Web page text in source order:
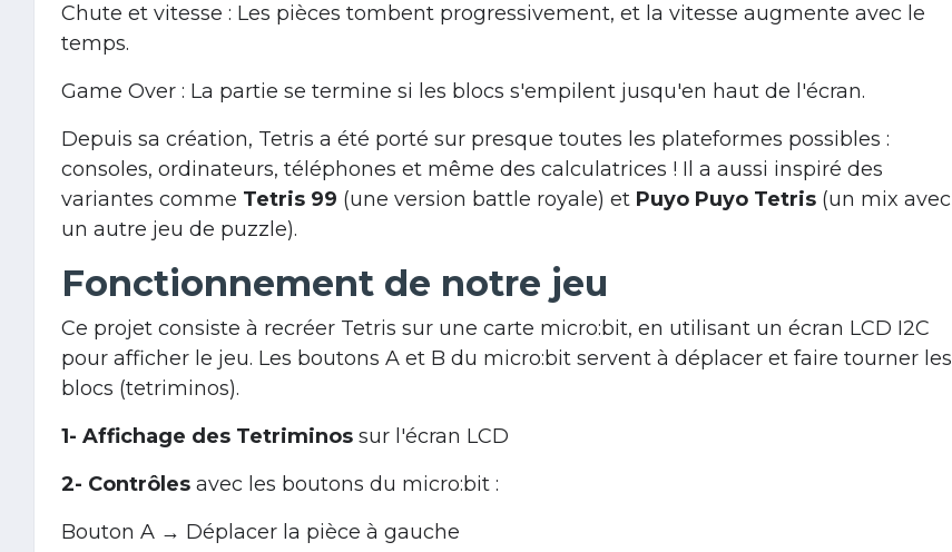
Chute et vitesse : Les pièces tombent progressivement, et la vitesse augmente avec le
temps.
Game Over : La partie se termine si les blocs s'empilent jusqu'en haut de l'écran.
Depuis sa création, Tetris a été porté sur presque toutes les plateformes possibles :
consoles, ordinateurs, téléphones et même des calculatrices ! Il a aussi inspiré des
variantes comme Tetris 99 (une version battle royale) et Puyo Puyo Tetris (un mix avec
un autre jeu de puzzle).
Fonctionnement de notre jeu
Ce projet consiste à recréer Tetris sur une carte micro:bit, en utilisant un écran LCD I2C
pour afficher le jeu. Les boutons A et B du micro:bit servent à déplacer et faire tourner les
blocs (tetriminos).
1- Affichage des Tetriminos sur l'écran LCD
2- Contrôles avec les boutons du micro:bit :
Bouton A → Déplacer la pièce à gauche